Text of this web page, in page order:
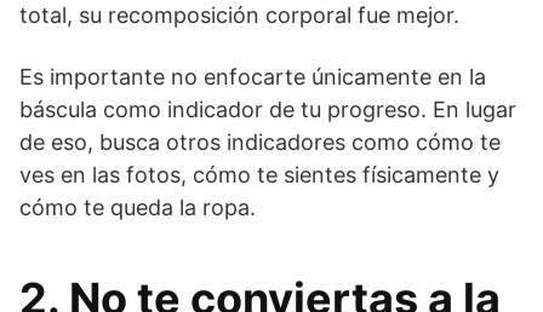
total, su recomposición corporal fue mejor.
Es importante no enfocarte únicamente en la
báscula como indicador de tu progreso. En lugar
de eso, busca otros indicadores como cómo te
ves en las fotos, cómo te sientes físicamente y
cómo te queda la ropa.
2. No te conviertas a la